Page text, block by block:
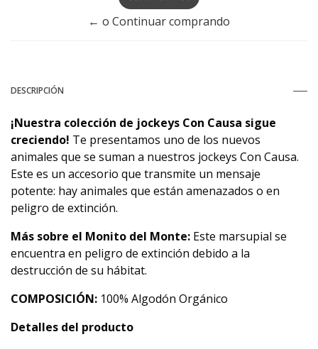
← o Continuar comprando
DESCRIPCIÓN
¡Nuestra colección de jockeys Con Causa sigue
creciendo! Te presentamos uno de los nuevos
animales que se suman a nuestros jockeys Con Causa.
Este es un accesorio que transmite un mensaje
potente: hay animales que están amenazados o en
peligro de extinción.
Más sobre el Monito del Monte: Este marsupial se
encuentra en peligro de extinción debido a la
destrucción de su hábitat.
COMPOSICIÓN: 100% Algodón Orgánico
Detalles del producto